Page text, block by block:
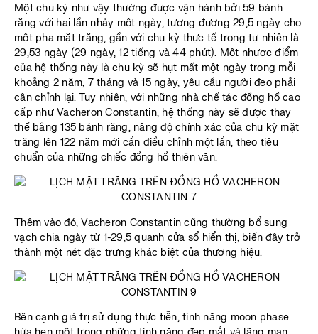
Một chu kỳ như vậy thường được vận hành bởi 59 bánh
răng với hai lần nhảy một ngày, tương đương 29,5 ngày cho
một pha mặt trăng, gần với chu kỳ thực tế trong tự nhiên là
29,53 ngày (29 ngày, 12 tiếng và 44 phút). Một nhược điểm
của hệ thống này là chu kỳ sẽ hụt mất một ngày trong mỗi
khoảng 2 năm, 7 tháng và 15 ngày, yêu cầu người đeo phải
cân chỉnh lại. Tuy nhiên, với những nhà chế tác đồng hồ cao
cấp như Vacheron Constantin, hệ thống này sẽ được thay
thế bằng 135 bánh răng, nâng độ chính xác của chu kỳ mặt
trăng lên 122 năm mới cần điều chỉnh một lần, theo tiêu
chuẩn của những chiếc đồng hồ thiên văn.
Thêm vào đó, Vacheron Constantin cũng thường bổ sung
vạch chia ngày từ 1-29,5 quanh cửa sổ hiển thị, biến đây trở
thành một nét đặc trưng khác biệt của thương hiệu.
Bên cạnh giá trị sử dụng thực tiễn, tính năng moon phase